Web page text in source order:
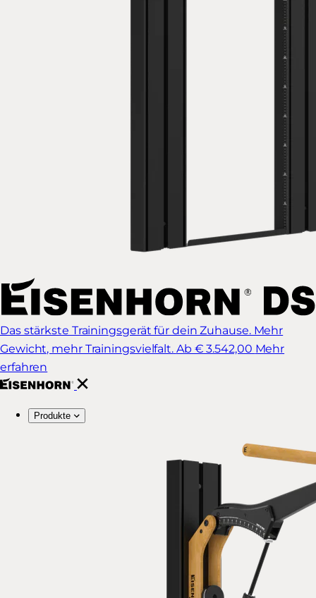
Das stärkste Trainingsgerät für dein Zuhause. Mehr
Gewicht, mehr Trainingsvielfalt. Ab € 3.542,00 Mehr
erfahren
Produkte